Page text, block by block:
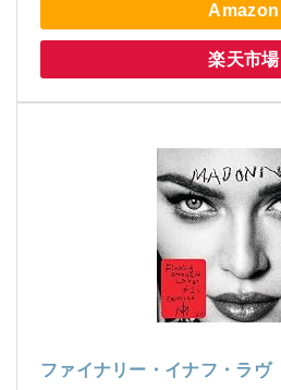
Amazon
楽天市場
ファイナリー・イナフ・ラヴ